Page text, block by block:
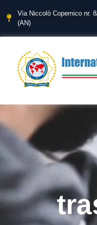
Via Niccolò Copernico nr.
(AN)